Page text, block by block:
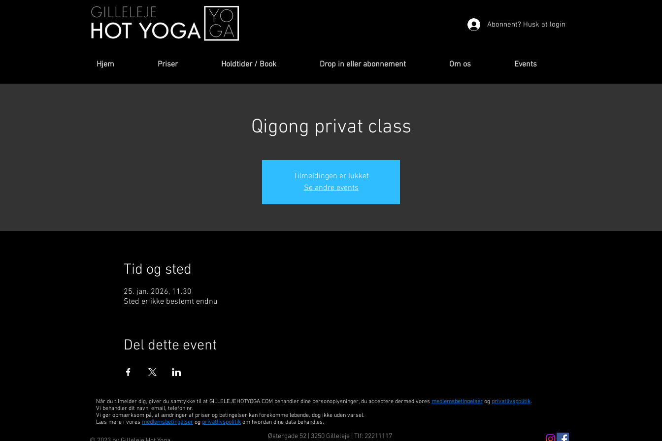
Abonnent? Husk at login
Hjem Priser Holdtider / Book Drop in eller abonnement Om os Events
Qigong privat class
Tilmeldingen er lukket
Se andre events
Tid og sted
25. jan. 2026, 11.30
Sted er ikke bestemt endnu
Del dette event
Når du tilmelder dig, giver du samtykke til at GILLELEJEHOTYOGA.COM behandler dine personoplysninger, du acceptere dermed vores medlemsbetingelser og privatlivspolitik.
Vi behandler dit navn, email, telefon nr.
Vi gør opmærksom på, at ændringer af priser og betingelser kan forekomme løbende, dog ikke uden varsel.
Læs mere i vores medlemsbetingelser og privatlivspolitik om hvordan dine data behandles.
Østergade 52 | 3250 Gilleleje | Tlf: 22211117